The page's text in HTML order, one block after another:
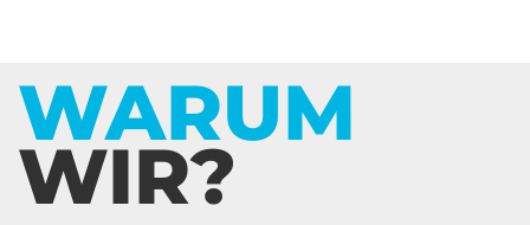
WARUM
WIR?